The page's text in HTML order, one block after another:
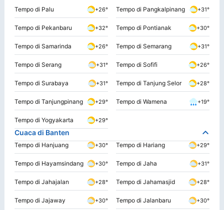
Tempo di Palu +26° Tempo di Pangkalpinang +31°
Tempo di Pekanbaru +32° Tempo di Pontianak +30°
Tempo di Samarinda +26° Tempo di Semarang +31°
Tempo di Serang +31° Tempo di Sofifi +26°
Tempo di Surabaya +31° Tempo di Tanjung Selor +28°
Tempo di Tanjungpinang +29° Tempo di Wamena +19°
Tempo di Yogyakarta +29°
Cuaca di Banten
Tempo di Hanjuang +30° Tempo di Hariang +29°
Tempo di Hayamsindang +30° Tempo di Jaha +31°
Tempo di Jahajalan +28° Tempo di Jahamasjid +28°
Tempo di Jajaway +30° Tempo di Jalanbaru +30°